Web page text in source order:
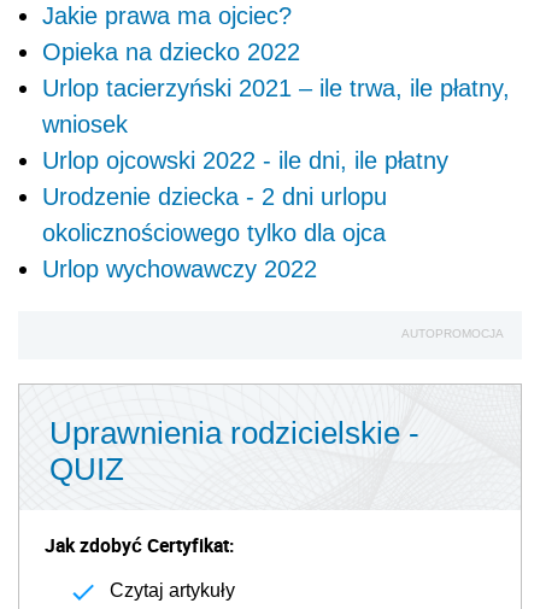
Jakie prawa ma ojciec?
Opieka na dziecko 2022
Urlop tacierzyński 2021 – ile trwa, ile płatny,
wniosek
Urlop ojcowski 2022 - ile dni, ile płatny
Urodzenie dziecka - 2 dni urlopu
okolicznościowego tylko dla ojca
Urlop wychowawczy 2022
AUTOPROMOCJA
Uprawnienia rodzicielskie -
QUIZ
Jak zdobyć Certyfikat:
Czytaj artykuły